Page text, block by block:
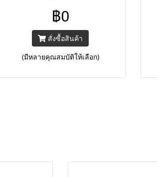
อักษรและลวดลาย สามารถทำ
ลวดลายได้ทั้งวัสดุประเภทโลหะ
ทุกชนิดและอโลหะบางชนิด
฿0
สั่งซื้อสินค้า
(มีหลายคุณสมบัติให้เลือก)